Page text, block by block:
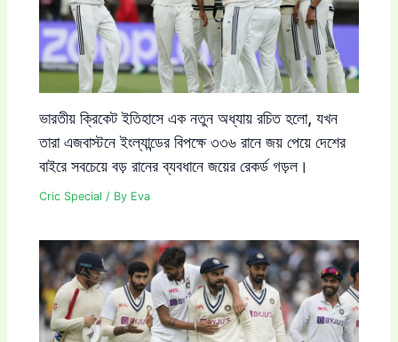
ভারতীয় ক্রিকেট ইতিহাসে এক নতুন অধ্যায় রচিত হলো, যখন
তারা এজবাস্টনে ইংল্যান্ডের বিপক্ষে ৩৩৬ রানে জয় পেয়ে দেশের
বাইরে সবচেয়ে বড় রানের ব্যবধানে জয়ের রেকর্ড গড়ল।
Cric Special / By Eva